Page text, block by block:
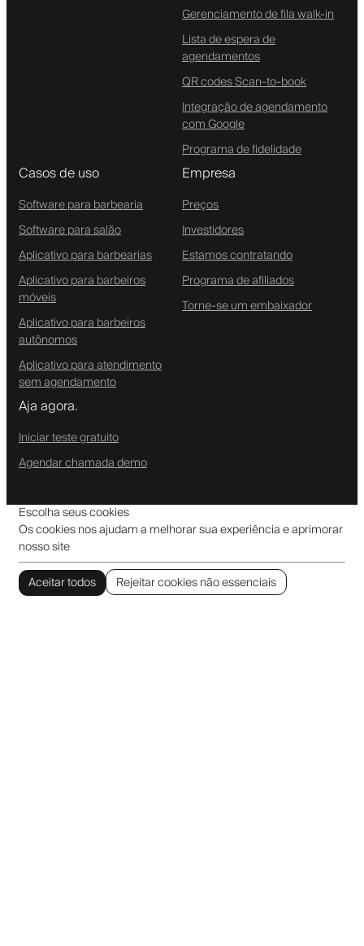
Gerenciamento de fila walk-in
Lista de espera de
agendamentos
QR codes Scan-to-book
Integração de agendamento
com Google
Programa de fidelidade
Casos de uso
Software para barbearia
Software para salão
Aplicativo para barbearias
Aplicativo para barbeiros
móveis
Aplicativo para barbeiros
autônomos
Aplicativo para atendimento
sem agendamento
Empresa
Preços
Investidores
Estamos contratando
Programa de afiliados
Torne-se um embaixador
Aja agora.
Iniciar teste gratuito
Agendar chamada demo
Escolha seus cookies
Os cookies nos ajudam a melhorar sua experiência e aprimorar
nosso site
Aceitar todos
Rejeitar cookies não essenciais